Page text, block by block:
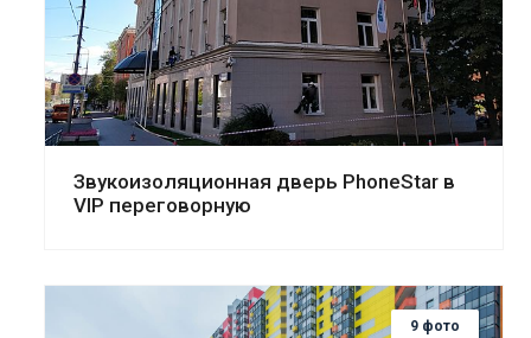
Звукоизоляционная дверь PhoneStar в
VIP переговорную
9 фото